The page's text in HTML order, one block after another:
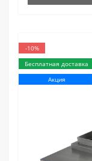
-10%
Бесплатная доставка
Акция